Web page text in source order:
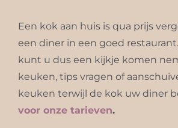
Een kok aan huis is qua prijs
een diner in een goed
kunt u dus een kijkje komen
keuken, tips vragen of
keuken terwijl de kok uw diner
voor onze tarieven.